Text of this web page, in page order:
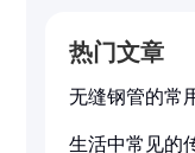
热门文章
无缝钢管的常
生活中常见的